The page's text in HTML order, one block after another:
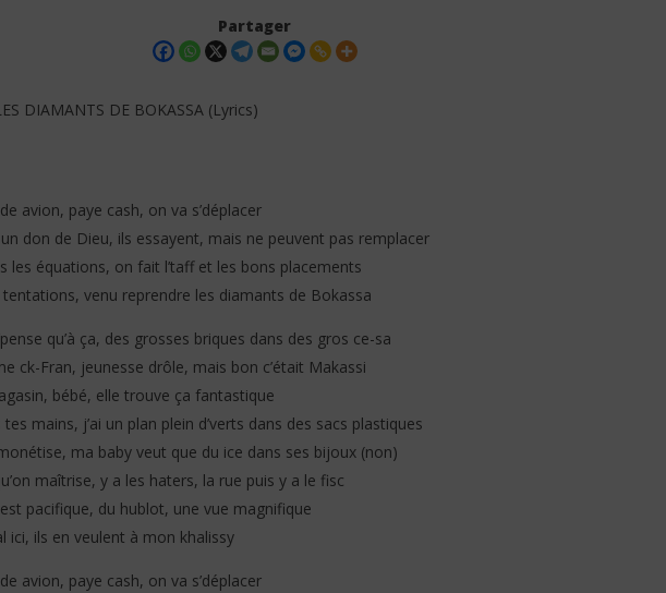
DIAMANTS
Davido ft. Aya Nakamura - Yaya
(Lyrics & Traduction)
18
janvier
2026
du rap français : « Ils ont réussi à
Partager
DIAMANTS DE BOKASSA (Lyrics)
avion, paye cash, on va s’déplacer
un don de Dieu, ils essayent, mais ne peuvent pas remplacer
les équations, on fait l’taff et les bons placements
venu reprendre les diamants de Bokassa
qu’à ça, des grosses briques dans des gros ce-sa
ck-Fran, jeunesse drôle, mais bon c’était Makassi
bébé, elle trouve ça fantastique
mains, j’ai un plan plein d’verts dans des sacs plastiques
ma baby veut que du ice dans ses bijoux (non)
maîtrise, y a les haters, la rue puis y a le fisc
pacifique, du hublot, une vue magnifique
ici, ils en veulent à mon khalissy
avion, paye cash, on va s’déplacer